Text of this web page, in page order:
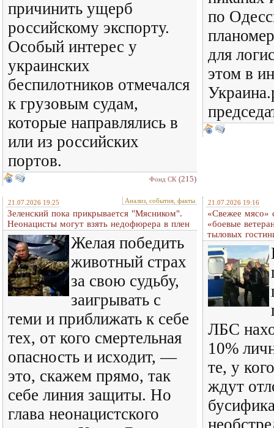
причинить ущерб
российскому экспорту.
Особый интерес у
украинских
беспилотников отмечался
к грузовым судам,
которые направлялись в
или из российских
портов.
Фонд СК (215)
по
для
этом в
21.07.2026 19:25 Анализ, события, факты
Зеленский пока прикрывается "Мясником".
Неонацисты могут взять недофюрера в плен
Желая победить
животный страх
за свою судьбу,
заигрывать с
теми и приближать к себе
тех, от кого смертельная
опасность и исходит, —
это, скажем прямо, так
себе линия защиты. Но
глава неонацистского
21.07.2026 19:16
«Свежее мясо»
«боевые
тыловых
ЛБС
10%
те, у
ждут